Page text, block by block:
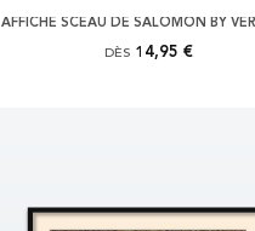
AFFICHE SCEAU DE SALOMON BY
DÈS 14,95 €